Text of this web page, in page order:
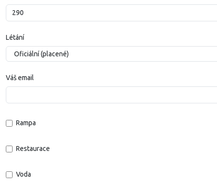
Létání
Váš email
Rampa
Restaurace
Voda